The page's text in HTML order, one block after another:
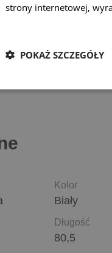
Kolor
Biały
Długość
80,5
strony internetowej,
POKAŻ SZCZEGÓŁY